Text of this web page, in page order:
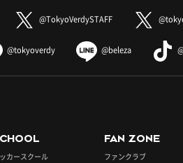
@TokyoVerdySTAFF
@tokyoverdy @beleza
カースクール
FAN ZONE
ファンクラブ